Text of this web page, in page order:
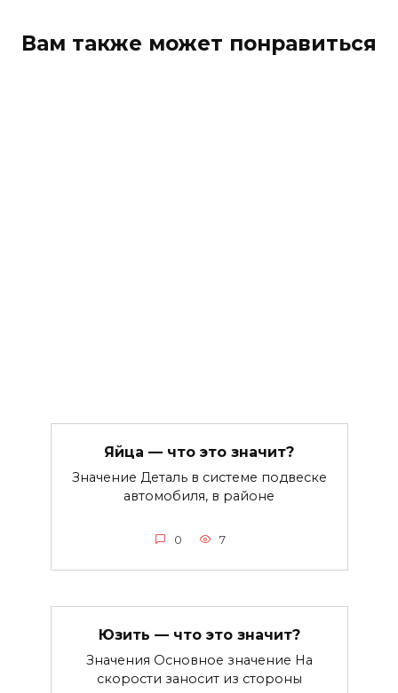
Вам также может понравиться
Яйца — что это значит?
Значение Деталь в системе подвеске
автомобиля, в районе
0 7
Юзить — что это значит?
Значения Основное значение На
скорости заносит из стороны